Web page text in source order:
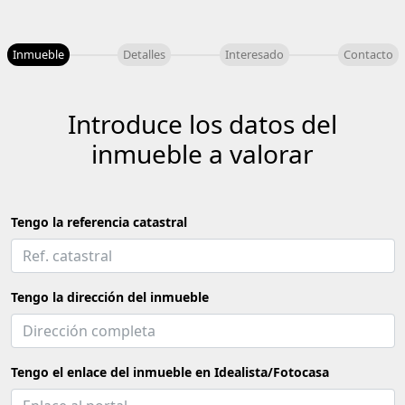
Inmueble Detalles Interesado Contacto
Introduce los datos del
inmueble a valorar
Tengo la referencia catastral
Tengo la dirección del inmueble
Tengo el enlace del inmueble en Idealista/Fotocasa